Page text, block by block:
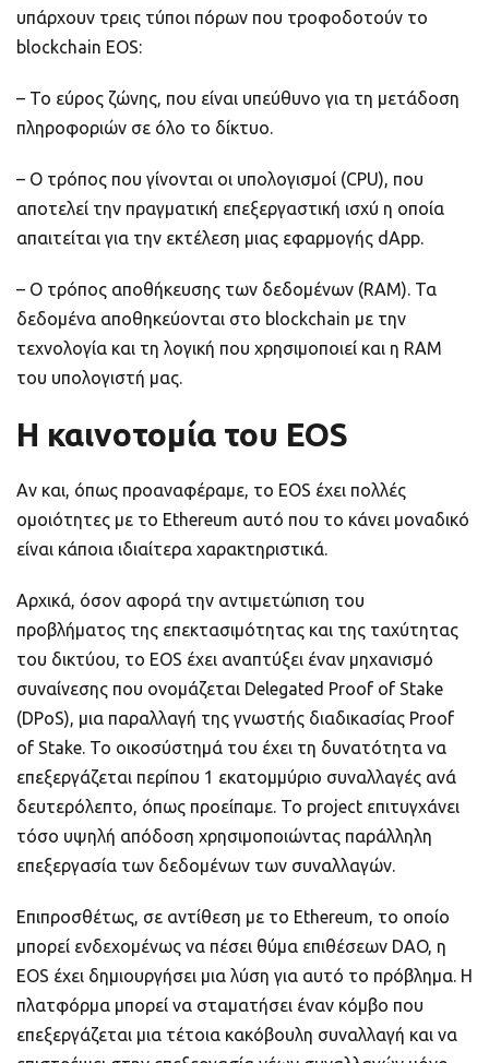
υπάρχουν τρεις τύποι πόρων που τροφοδοτούν το
blockchain EOS:
– Το εύρος ζώνης, που είναι υπεύθυνο για τη μετάδοση
πληροφοριών σε όλο το δίκτυο.
– Ο τρόπος που γίνονται οι υπολογισμοί (CPU), που
αποτελεί την πραγματική επεξεργαστική ισχύ η οποία
απαιτείται για την εκτέλεση μιας εφαρμογής dApp.
– Ο τρόπος αποθήκευσης των δεδομένων (RAM). Τα
δεδομένα αποθηκεύονται στο blockchain με την
τεχνολογία και τη λογική που χρησιμοποιεί και η RAM
του υπολογιστή μας.
Η καινοτομία του EOS
Αν και, όπως προαναφέραμε, το EOS έχει πολλές
ομοιότητες με το Ethereum αυτό που το κάνει μοναδικό
είναι κάποια ιδιαίτερα χαρακτηριστικά.
Αρχικά, όσον αφορά την αντιμετώπιση του
προβλήματος της επεκτασιμότητας και της ταχύτητας
του δικτύου, το EOS έχει αναπτύξει έναν μηχανισμό
συναίνεσης που ονομάζεται Delegated Proof of Stake
(DPoS), μια παραλλαγή της γνωστής διαδικασίας Proof
of Stake. Το οικοσύστημά του έχει τη δυνατότητα να
επεξεργάζεται περίπου 1 εκατομμύριο συναλλαγές ανά
δευτερόλεπτο, όπως προείπαμε. Το project επιτυγχάνει
τόσο υψηλή απόδοση χρησιμοποιώντας παράλληλη
επεξεργασία των δεδομένων των συναλλαγών.
Επιπροσθέτως, σε αντίθεση με το Ethereum, το οποίο
μπορεί ενδεχομένως να πέσει θύμα επιθέσεων DAO, η
EOS έχει δημιουργήσει μια λύση για αυτό το πρόβλημα. Η
πλατφόρμα μπορεί να σταματήσει έναν κόμβο που
επεξεργάζεται μια τέτοια κακόβουλη συναλλαγή και να